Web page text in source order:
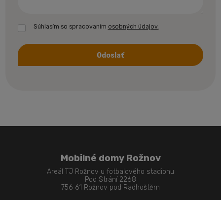
Súhlasím so spracovaním osobných údajov.
Odoslať
Mobilné domy Rožnov
Areál TJ Rožnov u fotbalového stadionu
Pod Strání 2268
756 61 Rožnov pod Radhoštěm